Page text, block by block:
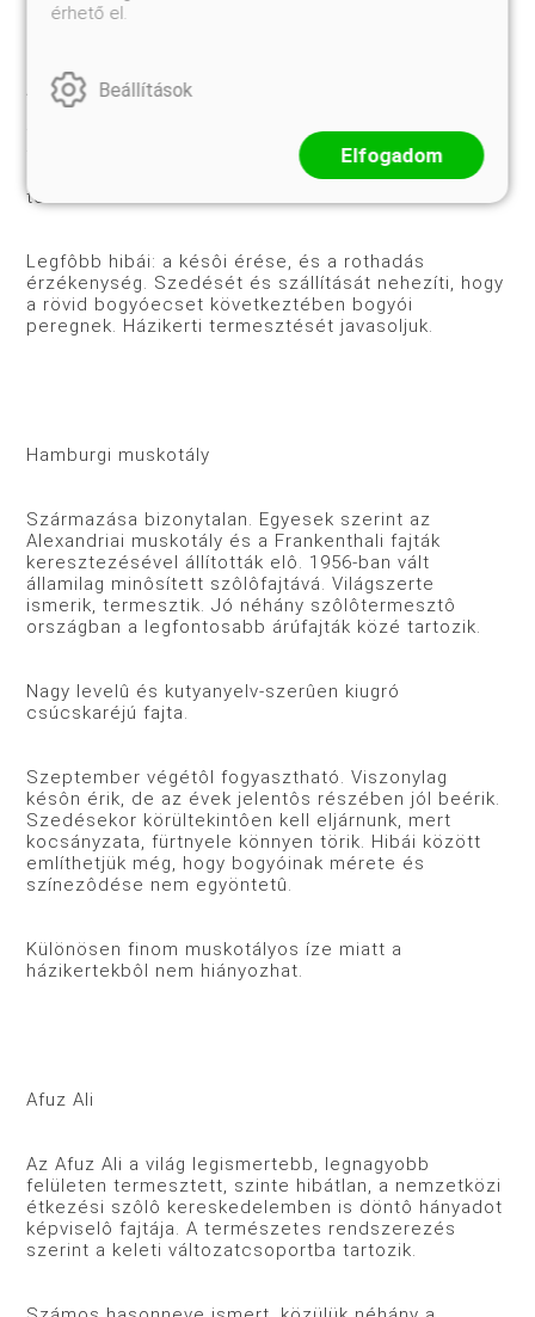
Bogyói fehéressárgák, megnyúltak, hamvasak.
Átlagos években szeptember végétôl fogyasztható.
Késôi érése miatt biztonságos beérésére csak jó
fekvésben számíthatunk. Elônyei közül páratlanul
finom, a Hamburgi muskotályéval vetélkedô
muskotályos ízét kell megemlítenünk, magas
terméshozama mellett.
Legfôbb hibái: a késôi érése, és a rothadás
érzékenység. Szedését és szállítását nehezíti, hogy
a rövid bogyóecset következtében bogyói
peregnek. Házikerti termesztését javasoljuk.
Hamburgi muskotály
Származása bizonytalan. Egyesek szerint az
Alexandriai muskotály és a Frankenthali fajták
keresztezésével állították elô. 1956-ban vált
államilag minôsített szôlôfajtává. Világszerte
ismerik, termesztik. Jó néhány szôlôtermesztô
országban a legfontosabb árúfajták közé tartozik.
Nagy levelû és kutyanyelv-szerûen kiugró
csúcskaréjú fajta.
Szeptember végétôl fogyasztható. Viszonylag
késôn érik, de az évek jelentôs részében jól beérik.
Szedésekor körültekintôen kell eljárnunk, mert
kocsányzata, fürtnyele könnyen törik. Hibái között
említhetjük még, hogy bogyóinak mérete és
színezôdése nem egyöntetû.
Különösen finom muskotályos íze miatt a
házikertekbôl nem hiányozhat.
Afuz Ali
Az Afuz Ali a világ legismertebb, legnagyobb
felületen termesztett, szinte hibátlan, a nemzetközi
étkezési szôlô kereskedelemben is döntô hányadot
képviselô fajtája. A természetes rendszerezés
szerint a keleti változatcsoportba tartozik.
érhető el.
Beállítások
Elfogadom